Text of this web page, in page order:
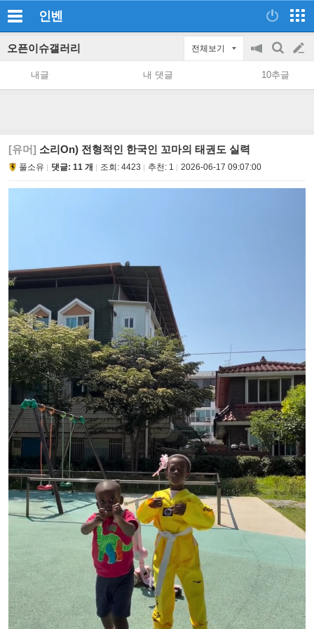
인벤
오픈이슈갤러리 전체보기
공
지
on/off
검
색
글
쓰
내글 내 댓글 10추글
[유머] 소리On) 전형적인 한국인 꼬마의 태권도 실력
풀소유 댓글: 11 개 조회: 4423 추천: 1 2026-06-17 09:07:00